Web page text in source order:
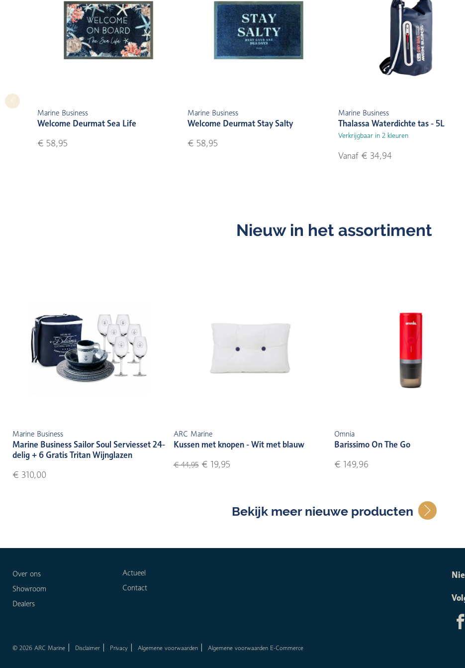
Marine Business
Welcome Deurmat Sea Life
€ 58,95
Marine Business
Welcome Deurmat Stay Salty
€ 58,95
Marine Business
Thalassa Waterdichte tas - 5L
Verkrijgbaar in 2 kleuren
Vanaf € 34,94
Nieuw in het assortiment
Marine Business
Marine Business Sailor Soul Serviesset 24-
delig + 6 Gratis Tritan Wijnglazen
€ 310,00
ARC Marine
Kussen met knopen - Wit met blauw
€ 44,95€ 19,95
Omnia
Barissimo On The Go
€ 149,96
Bekijk meer nieuwe producten
Over ons
Showroom
Dealers
Actueel
Contact
© 2026 ARC Marine Disclaimer Privacy Algemene voorwaarden Algemene voorwaarden E-Commerce